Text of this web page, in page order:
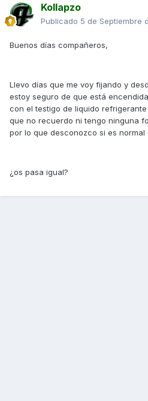
Kollapzo
Publicado 5 de Septiembre
Buenos días compañeros,
Llevo días que me voy fijando y
estoy seguro de que está
con el testigo de liquido
que no recuerdo ni tengo ninguna
por lo que desconozco si es
¿os pasa igual?